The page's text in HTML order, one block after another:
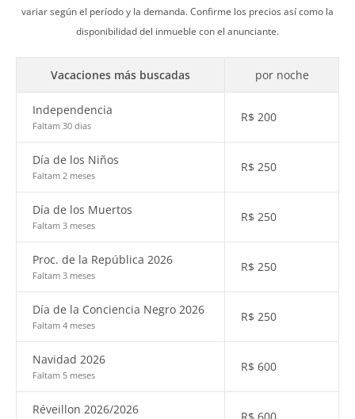
variar según el período y la demanda. Confirme los precios así como la
disponibilidad del inmueble con el anunciante.
Vacaciones más buscadas por noche
Independencia
Faltam 30 dias
R$ 200
Día de los Niños
Faltam 2 meses
R$ 250
Día de los Muertos
Faltam 3 meses
R$ 250
Proc. de la República 2026
Faltam 3 meses
R$ 250
Día de la Conciencia Negro 2026
Faltam 4 meses
R$ 250
Navidad 2026
Faltam 5 meses
R$ 600
Réveillon 2026/2026